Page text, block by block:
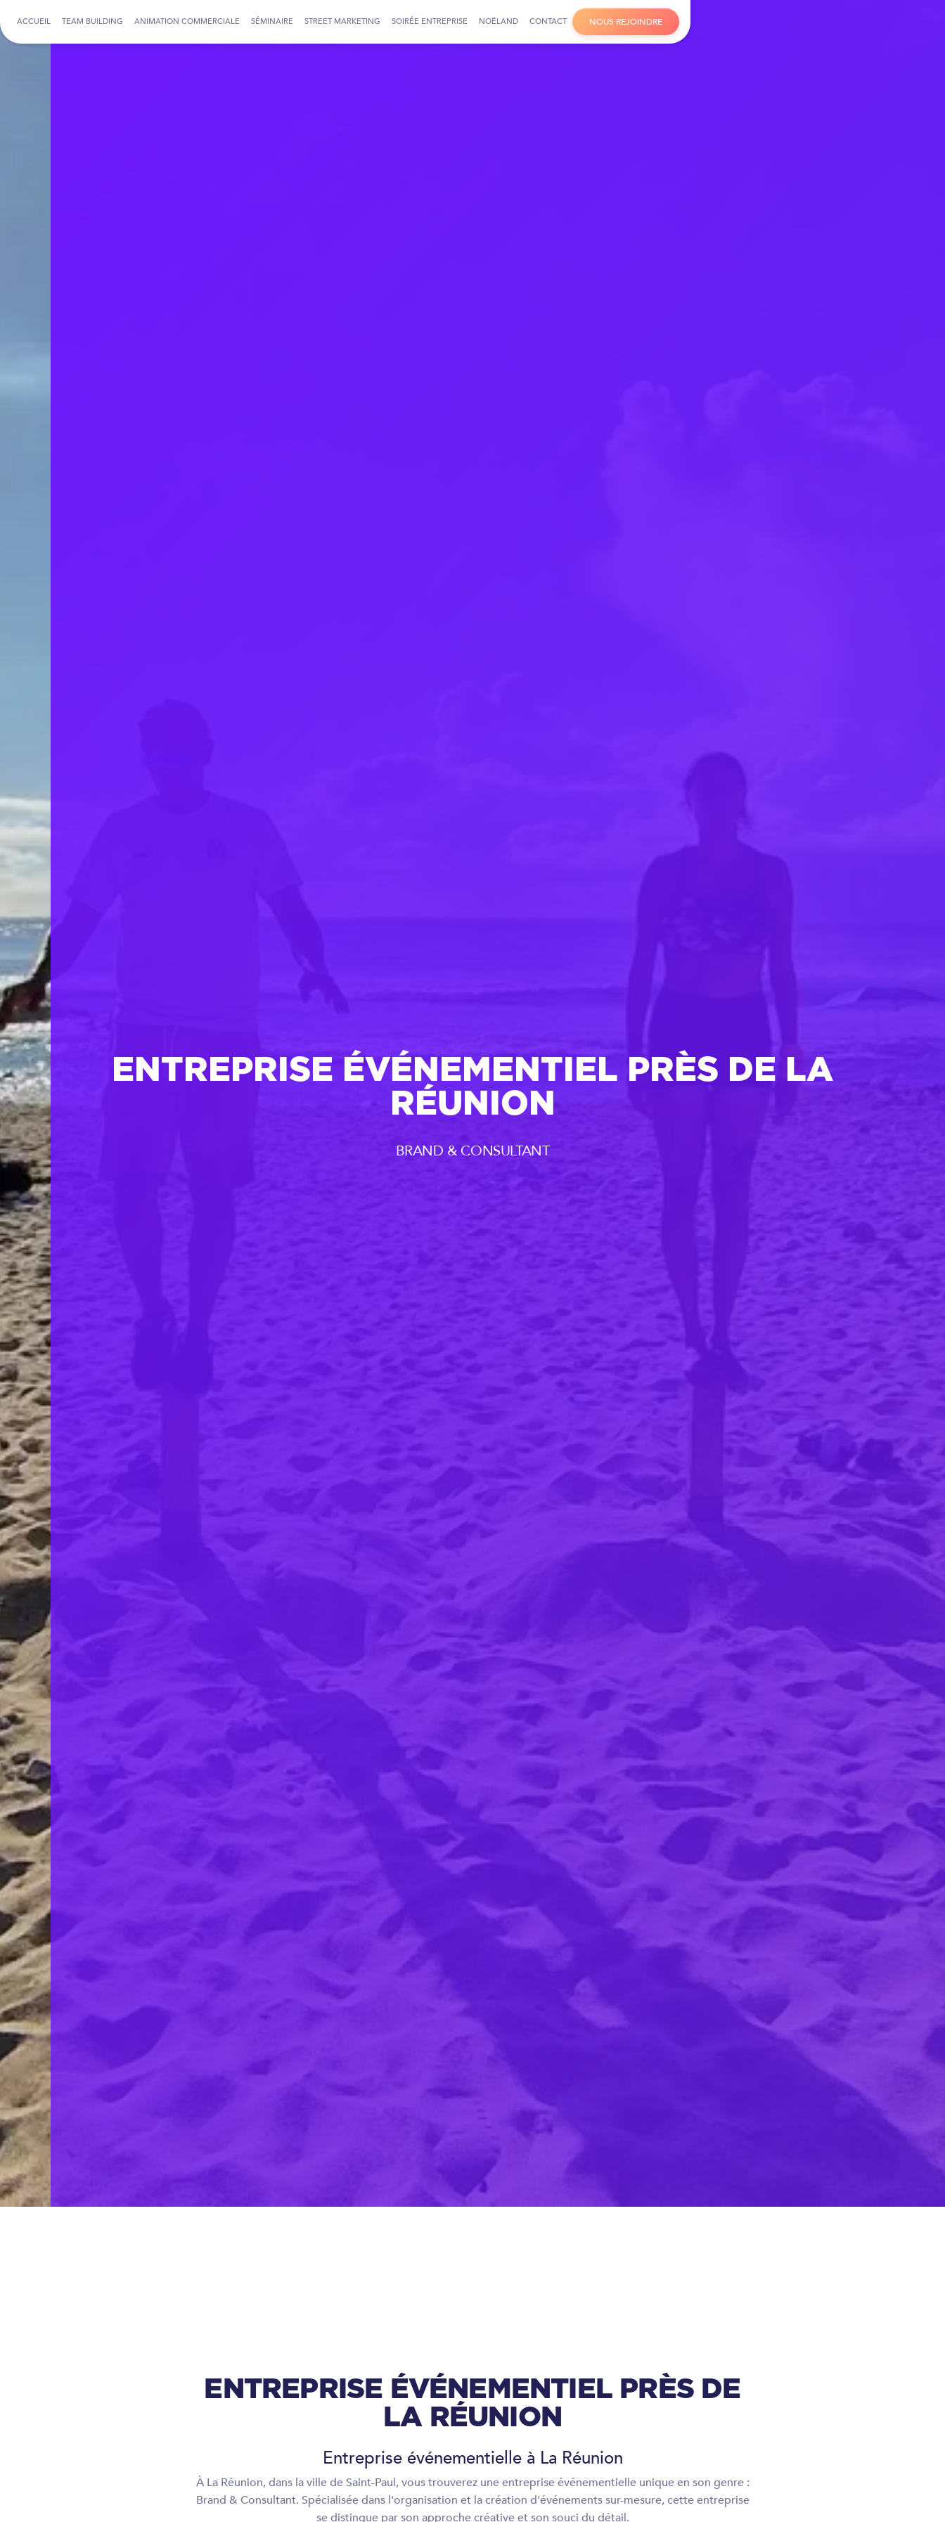
ACCUEIL TEAM BUILDING ANIMATION COMMERCIALE SÉMINAIRE STREET MARKETING SOIRÉE ENTREPRISE NOËLAND CONTACT NOUS REJOINDRE
ENTREPRISE ÉVÉNEMENTIEL PRÈS DE LA
RÉUNION
BRAND & CONSULTANT
ENTREPRISE ÉVÉNEMENTIEL PRÈS DE
LA RÉUNION
Entreprise événementielle à La Réunion
À La Réunion, dans la ville de Saint-Paul, vous trouverez une entreprise événementielle unique en son genre :
Brand & Consultant. Spécialisée dans l'organisation et la création d'événements sur-mesure, cette entreprise
se distingue par son approche créative et son souci du détail.